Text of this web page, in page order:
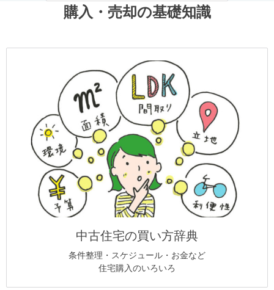
購入・売却の基礎知識
中古住宅の買い方辞典
条件整理・スケジュール・お金など
住宅購入のいろいろ